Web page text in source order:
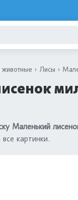
животные Лисы
Маленький
картинки.